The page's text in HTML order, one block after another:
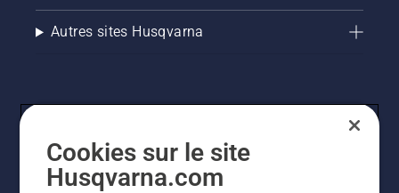
Autres sites Husqvarna
Cookies sur le site
Husqvarna.com